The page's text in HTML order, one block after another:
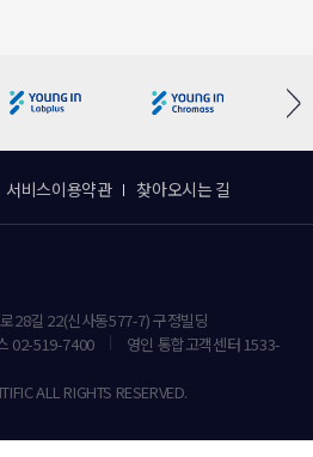
서비스이용약관 찾아오시는 길
28길 22(신사동577-7) 구정빌딩
02-519-7400
영인 통합고객센터 1533-
ALL RIGHTS RESERVED.